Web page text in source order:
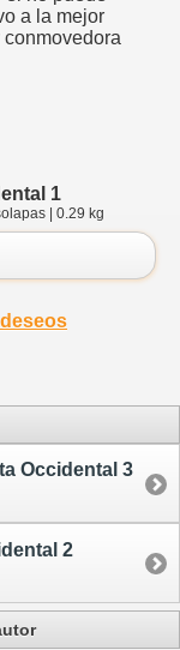
a la mejor
1
| 0.29 kg
Occidental 3
2